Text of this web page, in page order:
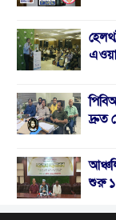
দ্রুত
শুরু